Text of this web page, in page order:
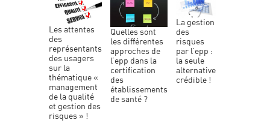
les attentes
des
représentants
des usagers
sur la
thématique «
management
de la qualité
et gestion des
risques » !
quelles sont
les différentes
approches de
l’epp dans la
certification
des
établissements
de santé ?
la gestion
des
risques
par l’epp :
la seule
alternative
crédible !